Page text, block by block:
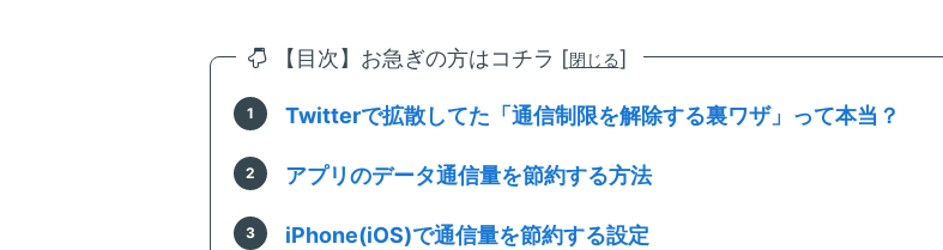
【目次】お急ぎの方はコチラ [閉じる]
Twitterで拡散してた「通信制限を解除する裏ワザ」って本当？
アプリのデータ通信量を節約する方法
iPhone(iOS)で通信量を節約する設定